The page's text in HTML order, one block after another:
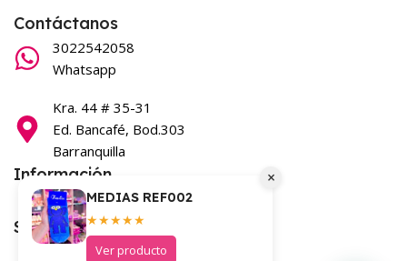
Contáctanos
3022542058
Whatsapp
Kra. 44 # 35-31
Ed. Bancafé, Bod.303
Barranquilla
Información
Términos y condiciones
Síguenos en nuestras redes
×
MEDIAS REF002
★★★★★
Ver producto